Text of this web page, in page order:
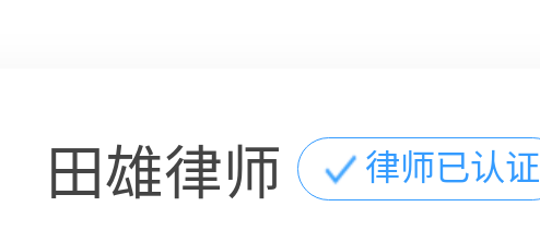
田雄律师 律师已认证